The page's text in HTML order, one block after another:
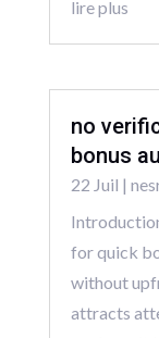
lire plus
no
bonus
22 Juil |
for quick
without
attracts